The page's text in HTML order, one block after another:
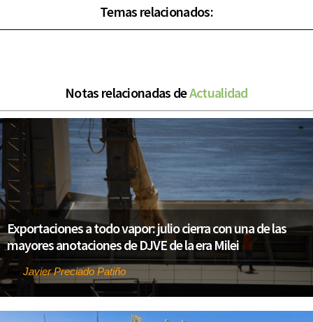
Temas relacionados:
Notas relacionadas deActualidad
Exportaciones a todo vapor: julio cierra con una de las
mayores anotaciones de DJVE de la era Milei
Javier Preciado Patiño